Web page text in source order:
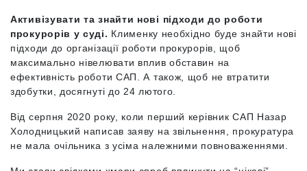
Активізувати та знайти нові підходи до роботи
прокурорів у суді. Клименку необхідно буде знайти нові
підходи до організації роботи прокурорів, щоб
максимально нівелювати вплив обставин на
ефективність роботи САП. А також, щоб не втратити
здобутки, досягнуті до 24 лютого.
Від серпня 2020 року, коли перший керівник САП Назар
Холодницький написав заяву на звільнення, прокуратура
не мала очільника з усіма належними повноваженнями.